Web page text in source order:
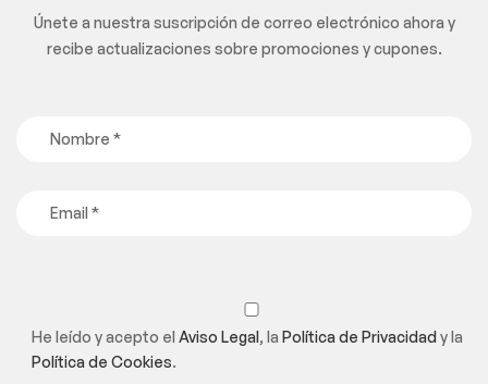
Únete a nuestra suscripción de correo electrónico ahora y
recibe actualizaciones sobre promociones y cupones.
He leído y acepto el Aviso Legal, la Política de Privacidady la
Política de Cookies.